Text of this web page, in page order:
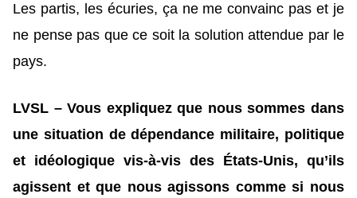
Les partis, les écuries, ça ne me convainc pas et je
ne pense pas que ce soit la solution attendue par le
pays.
LVSL – Vous expliquez que nous sommes dans
une situation de dépendance militaire, politique
et idéologique vis-à-vis des États-Unis, qu’ils
agissent et que nous agissons comme si nous